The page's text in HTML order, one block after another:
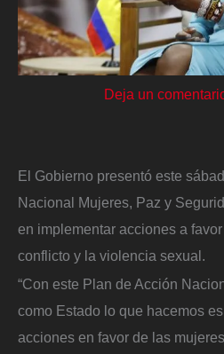
Deja un
El Gobierno presentó este
Nacional Mujeres, Paz y
en implementar acciones a
conflicto y la violencia sexual.
“Con este Plan de Acción
como Estado lo que hacemos
acciones en favor de las